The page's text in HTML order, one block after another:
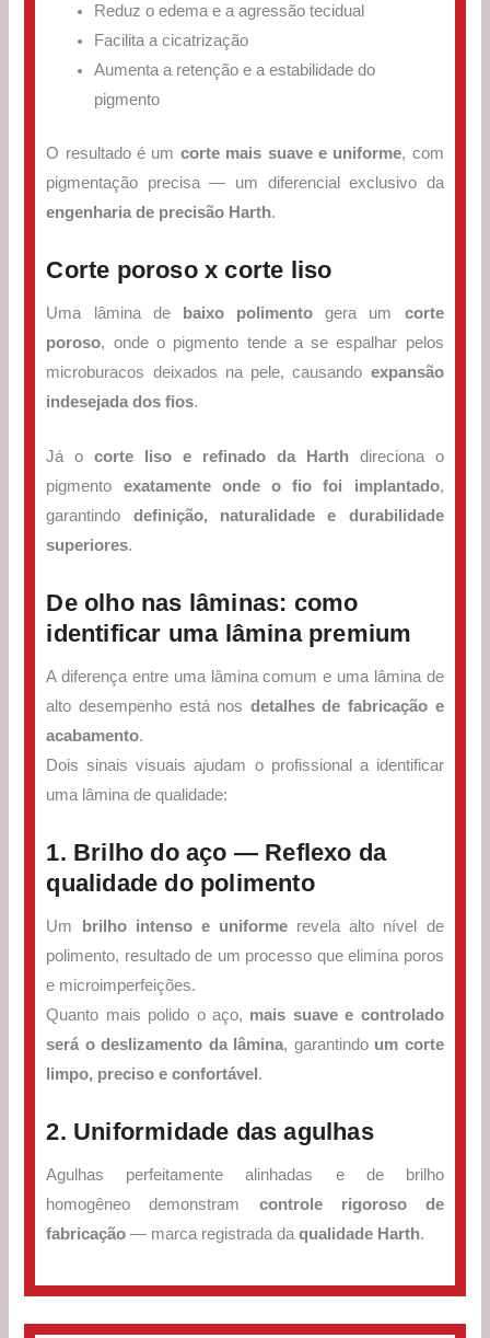
Reduz o edema e a agressão tecidual
Facilita a cicatrização
Aumenta a retenção e a estabilidade do
pigmento
O resultado é um corte mais suave e uniforme, com
pigmentação precisa — um diferencial exclusivo da
engenharia de precisão Harth.
Corte poroso x corte liso
Uma lâmina de baixo polimento gera um corte
poroso, onde o pigmento tende a se espalhar pelos
microburacos deixados na pele, causando expansão
indesejada dos fios.
Já ocorte liso e refinado da Harthdireciona o
pigmento exatamente onde o fio foi implantado,
garantindo definição, naturalidade e durabilidade
superiores.
De olho nas lâminas: como
identificar uma lâmina premium
A diferença entre uma lâmina comum e uma lâmina de
alto desempenho está nos detalhes de fabricação e
acabamento.
Dois sinais visuais ajudam o profissional a identificar
uma lâmina de qualidade:
1. Brilho do aço — Reflexo da
qualidade do polimento
Um brilho intenso e uniforme revela alto nível de
polimento, resultado de um processo que elimina poros
e microimperfeições.
Quanto mais polido o aço, mais suave e controlado
será o deslizamento da lâmina, garantindo um corte
limpo, preciso e confortável .
2. Uniformidade das agulhas
Agulhas perfeitamente alinhadas e de brilho
homogêneo demonstram controle rigoroso de
fabricação — marca registrada daqualidade Harth.